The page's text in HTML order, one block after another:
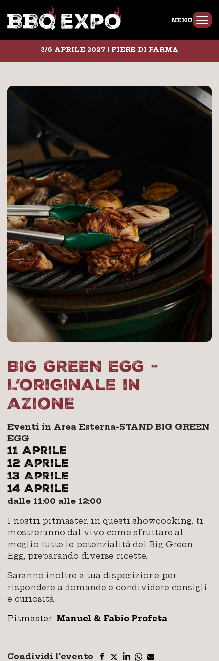
MENU
3/6 APRILE 2027 | FIERE DI PARMA
BIG GREEN EGG -
L’originale in
azione
Eventi in Area Esterna-STAND BIG GREEN
EGG
11 Aprile
12 Aprile
13 Aprile
14 Aprile
dalle 11:00 alle 12:00
I nostri pitmaster, in questi showcooking, ti
mostreranno dal vivo come sfruttare al
meglio tutte le potenzialità del Big Green
Egg, preparando diverse ricette.
Saranno inoltre a tua disposizione per
rispondere a domande e condividere consigli
e curiosità.
Pitmaster: Manuel & Fabio Profeta
Condividi l'evento